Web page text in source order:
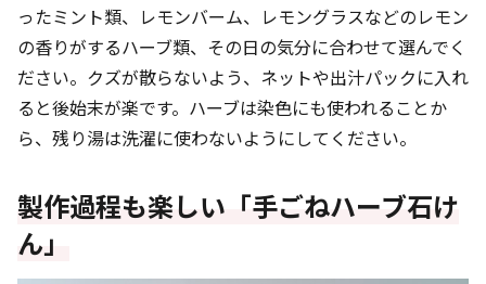
ったミント類、レモンバーム、レモングラスなどのレモン
の香りがするハーブ類、その日の気分に合わせて選んでく
ださい。クズが散らないよう、ネットや出汁パックに入れ
ると後始末が楽です。ハーブは染色にも使われることか
ら、残り湯は洗濯に使わないようにしてください。
製作過程も楽しい「手ごねハーブ石け
ん」